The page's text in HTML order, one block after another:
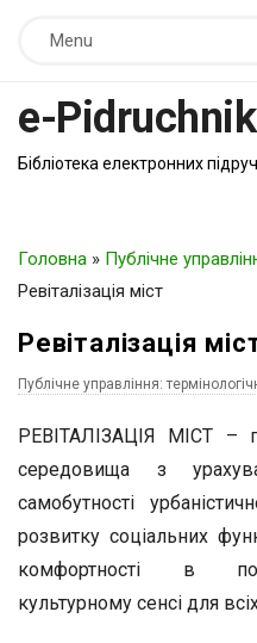
Menu
e-
Бібліотека електронних
Головна » Публічне
Ревіталізація міст
Ревіталізація
Публічне управління:
РЕВІТАЛІЗАЦІЯ МІСТ –
середовища з
самобутності
розвитку соціальних
комфортності в
культурному сенсі для